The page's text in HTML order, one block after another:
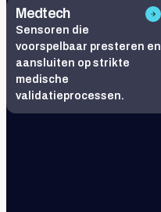
Medtech
Sensoren die
voorspelbaar presteren en
aansluiten op strikte
medische
validatieprocessen.